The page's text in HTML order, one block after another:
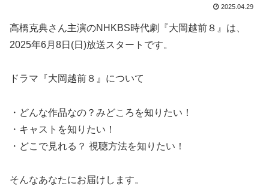
2025.04.29
高橋克典さん主演のNHKBS時代劇『大岡越前８』は、
2025年6月8日(日)放送スタートです。
ドラマ『大岡越前８』について
・どんな作品なの？みどころを知りたい！
・キャストを知りたい！
・どこで見れる？ 視聴方法を知りたい！
そんなあなたにお届けします。